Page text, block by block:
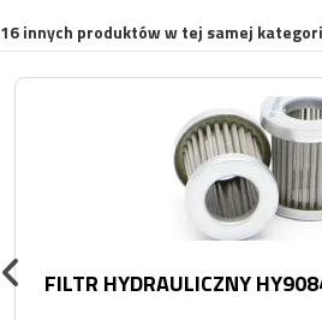
16 innych produktów w tej samej
FILTR HYDRAULICZNY